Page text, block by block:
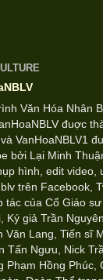
Văn Hóa Nhân
đuợc
VanHoaNBLV1
bởi Lại Minh
hình, edit video,
trên Facebook,
tác của Cố Giáo
Ký giả Trần
Lang, Tiến sĩ
Tấn Ngưu, Nick
Phạm Hồng Phúc,